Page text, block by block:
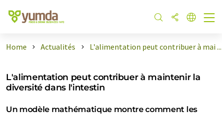
Home Actualités L'alimentation peut contribuer à mai ...
L'alimentation peut contribuer à maintenir la
diversité dans l'intestin
Un modèle mathématique montre comment les